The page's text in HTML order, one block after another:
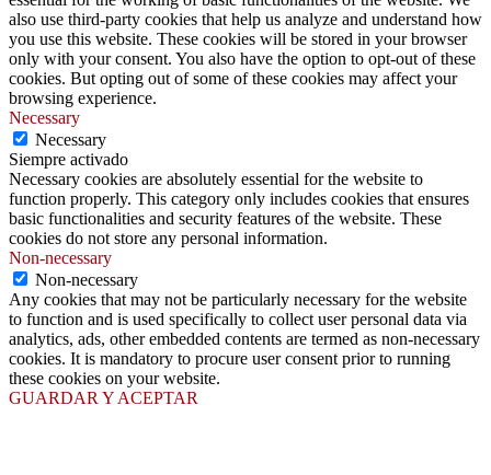
also use third-party cookies that help us analyze and understand how
you use this website. These cookies will be stored in your browser
only with your consent. You also have the option to opt-out of these
cookies. But opting out of some of these cookies may affect your
browsing experience.
Necessary
Necessary
Siempre activado
Necessary cookies are absolutely essential for the website to
function properly. This category only includes cookies that ensures
basic functionalities and security features of the website. These
cookies do not store any personal information.
Non-necessary
Non-necessary
Any cookies that may not be particularly necessary for the website
to function and is used specifically to collect user personal data via
analytics, ads, other embedded contents are termed as non-necessary
cookies. It is mandatory to procure user consent prior to running
these cookies on your website.
GUARDAR Y ACEPTAR